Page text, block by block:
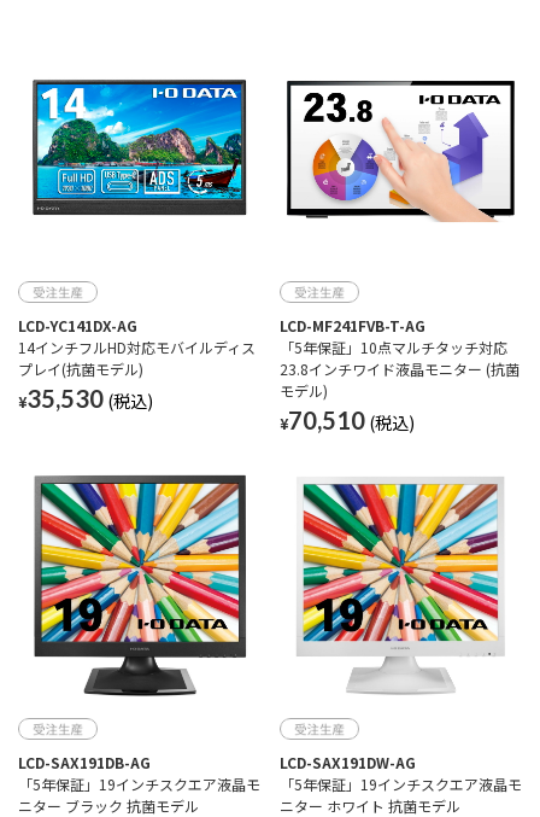
LCD-YC141DX-AG
14インチフルHD対応モバイルディス
プレイ(抗菌モデル)
¥35,530
LCD-MF241FVB-T-AG
「5年保証」10点マルチタッチ対応
23.8インチワイド液晶モニター (抗菌
モデル)
¥70,510
LCD-SAX191DB-AG
「5年保証」19インチスクエア液晶モ
ニター ブラック 抗菌モデル
LCD-SAX191DW-AG
「5年保証」19インチスクエア液晶モ
ニター ホワイト 抗菌モデル